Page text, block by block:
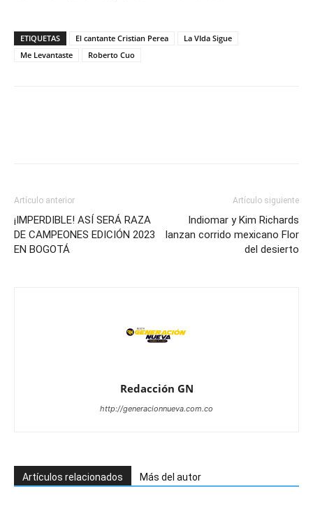
ETIQUETAS El cantante Cristian Perea
La VIda Sigue
Me Levantaste
Roberto Cuo
Artículo anterior
¡IMPERDIBLE! ASÍ SERÁ RAZA
DE CAMPEONES EDICIÓN 2023
EN BOGOTÁ
Artículo siguiente
Indiomar y Kim Richards
lanzan corrido mexicano Flor
del desierto
Redacción GN
http://generacionnueva.com.co
Artículos relacionados Más del autor